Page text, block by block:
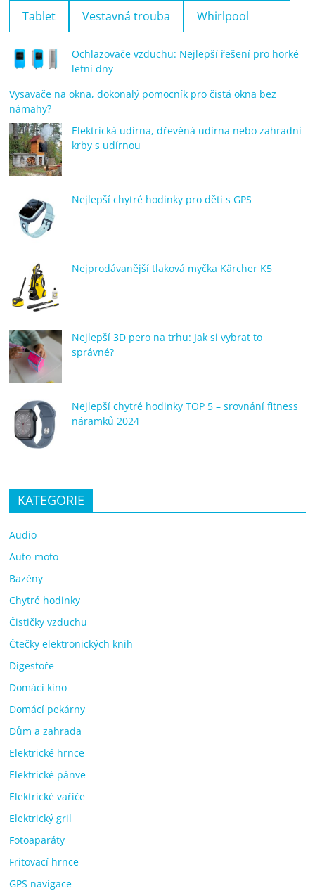
Tablet Vestavná trouba Whirlpool
Ochlazovače vzduchu: Nejlepší řešení pro horké
letní dny
Vysavače na okna, dokonalý pomocník pro čistá okna bez
námahy?
Elektrická udírna, dřevěná udírna nebo zahradní
krby s udírnou
Nejlepší chytré hodinky pro děti s GPS
Nejprodávanější tlaková myčka Kärcher K5
Nejlepší 3D pero na trhu: Jak si vybrat to
správné?
Nejlepší chytré hodinky TOP 5 – srovnání fitness
náramků 2024
KATEGORIE
Audio
Auto-moto
Bazény
Chytré hodinky
Čističky vzduchu
Čtečky elektronických knih
Digestoře
Domácí kino
Domácí pekárny
Dům a zahrada
Elektrické hrnce
Elektrické pánve
Elektrické vařiče
Elektrický gril
Fotoaparáty
Fritovací hrnce
GPS navigace